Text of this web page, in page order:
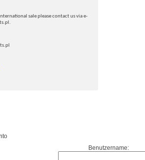
sale please contact us via e-
Benutzername: